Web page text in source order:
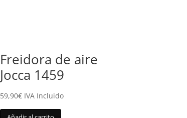
Freidora de aire
Jocca 1459
59,90€ IVA Incluido